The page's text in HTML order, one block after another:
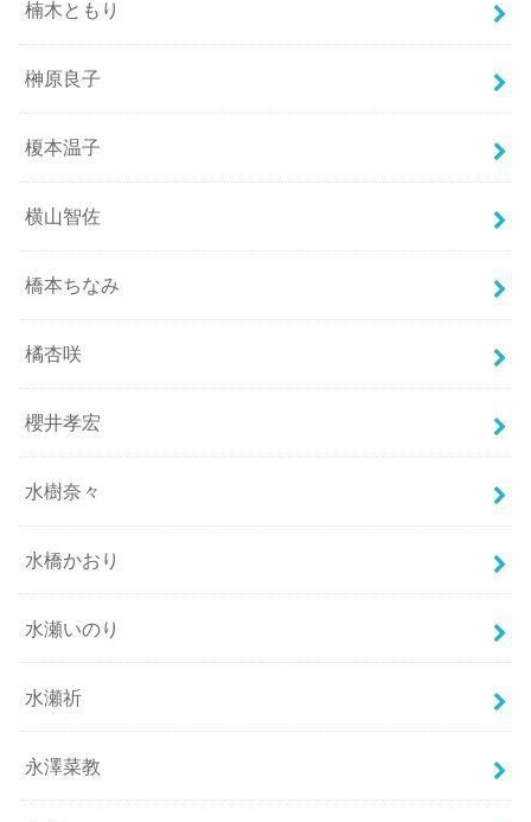
楠木ともり
榊原良子
榎本温子
横山智佐
橋本ちなみ
橘杏咲
櫻井孝宏
水樹奈々
水橋かおり
水瀬いのり
水瀬祈
永澤菜教